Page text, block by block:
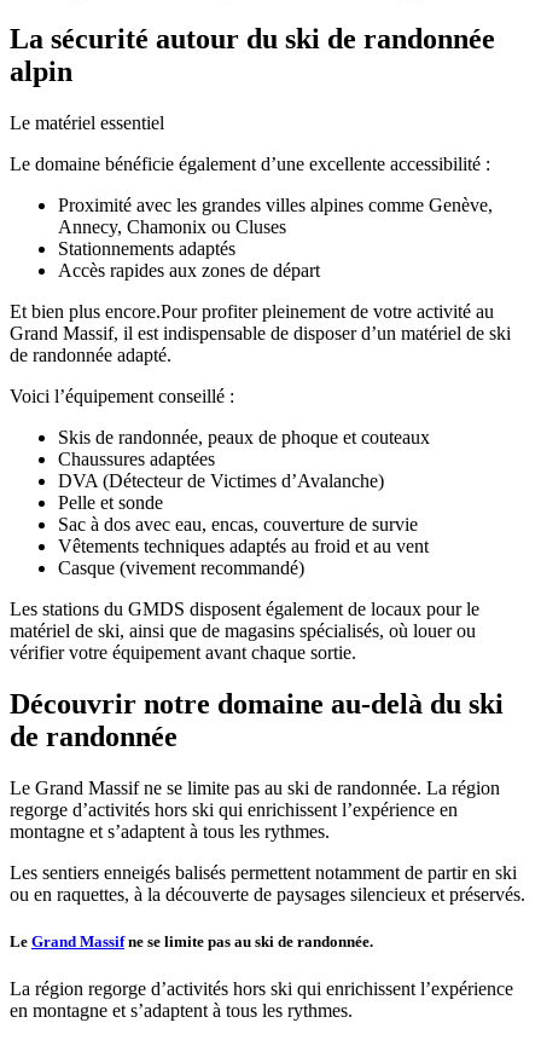
La sécurité autour du ski de randonnée
alpin
Le matériel essentiel
Le domaine bénéficie également d’une excellente accessibilité :
Proximité avec les grandes villes alpines comme Genève,
Annecy, Chamonix ou Cluses
Stationnements adaptés
Accès rapides aux zones de départ
Et bien plus encore.Pour profiter pleinement de votre activité au
Grand Massif, il est indispensable de disposer d’un matériel de ski
de randonnée adapté.
Voici l’équipement conseillé :
Skis de randonnée, peaux de phoque et couteaux
Chaussures adaptées
DVA (Détecteur de Victimes d’Avalanche)
Pelle et sonde
Sac à dos avec eau, encas, couverture de survie
Vêtements techniques adaptés au froid et au vent
Casque (vivement recommandé)
Les stations du GMDS disposent également de locaux pour le
matériel de ski, ainsi que de magasins spécialisés, où louer ou
vérifier votre équipement avant chaque sortie.
Découvrir notre domaine au-delà du ski
de randonnée
Le Grand Massif ne se limite pas au ski de randonnée. La région
regorge d’activités hors ski qui enrichissent l’expérience en
montagne et s’adaptent à tous les rythmes.
Les sentiers enneigés balisés permettent notamment de partir en ski
ou en raquettes, à la découverte de paysages silencieux et préservés.
Le Grand Massifne se limite pas au ski de randonnée.
La région regorge d’activités hors ski qui enrichissent l’expérience
en montagne et s’adaptent à tous les rythmes.